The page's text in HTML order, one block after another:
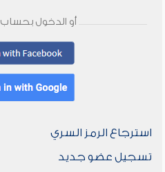
أو الدخول بحساب
استرجاع الرمز السري
تسجيل عضو جديد